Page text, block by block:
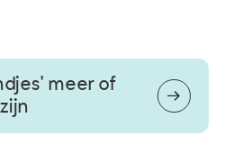
meer of